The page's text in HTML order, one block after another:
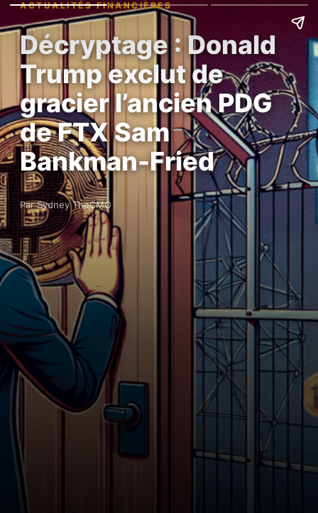
ACTUALITÉS FINANCIÈRES
Décryptage : Donald
Trump exclut de
gracier l’ancien PDG
de FTX Sam
Bankman-Fried
Par Sydney TheCMO